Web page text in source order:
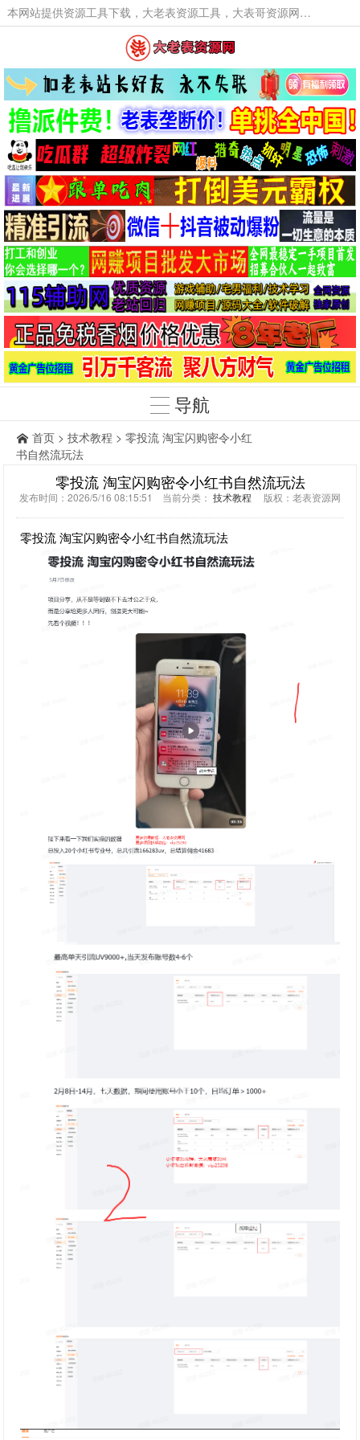
本网站提供资源工具下载，大老表资源工具，大表哥资源网软件工具，大老表资源下载，活动线报福利资源分享,活动线报，大型网游经典游戏，网络热门技术游戏辅助交流与分享。
导航
首页 > 技术教程 > 零投流 淘宝闪购密令小红
书自然流玩法
零投流 淘宝闪购密令小红书自然流玩法
发布时间：2026/5/16 08:15:51 当前分类： 技术教程 版权：老表资源网
零投流 淘宝闪购密令小红书自然流玩法